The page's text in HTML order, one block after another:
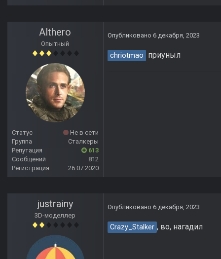
Althero
Опытный
Статус
Не в сети
Группа
Сталкеры
Репутация
613
Сообщений
812
Регистрация
26.07.2020
Опубликовано 6 декабря, 2023
chriotmao приуныл
justrainy
3D-моделлер
Опубликовано 6 декабря, 2023
Crazy_Stalker , во, нагадил